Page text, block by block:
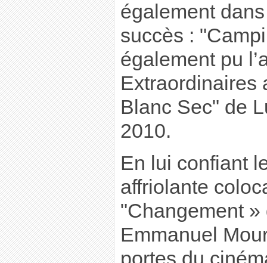
également
succès :
également pu
Extraordinaires
Blanc Sec" de
2010.
En lui confiant
affriolante
"Changement »
Emmanuel
portes du